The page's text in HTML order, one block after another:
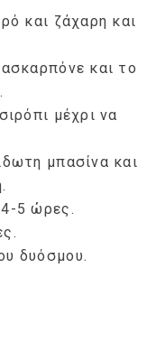
και ζάχαρη και
και το
μέχρι να
μπασίνα και
5 ώρες.
δυόσμου.